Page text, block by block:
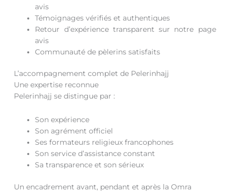
avis
Témoignages vérifiés et authentiques
Retour d’expérience transparent sur notre page
avis
Communauté de pèlerins satisfaits
L’accompagnement complet de Pelerinhajj
Une expertise reconnue
Pelerinhajj se distingue par :
Son expérience
Son agrément officiel
Ses formateurs religieux francophones
Son service d’assistance constant
Sa transparence et son sérieux
Un encadrement avant, pendant et après la Omra